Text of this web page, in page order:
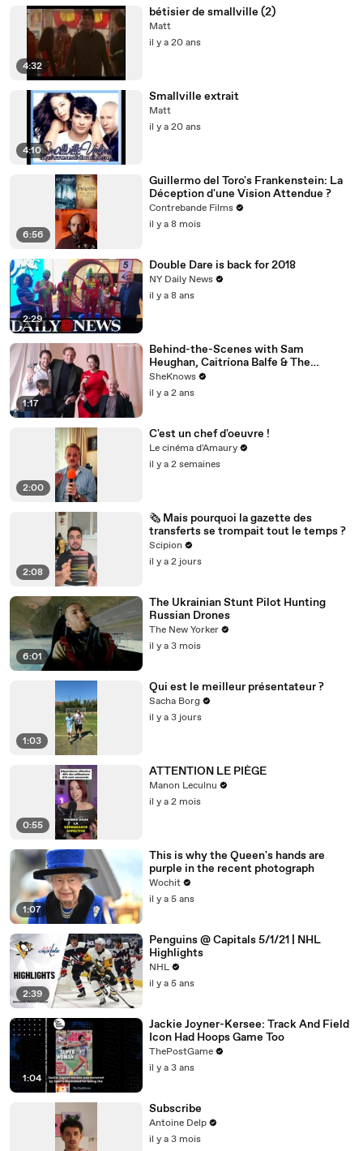
4:32
bétisier de smallville (2)
Matt
il y a 20 ans
4:10
Smallville extrait
Matt
il y a 20 ans
6:56
Guillermo del Toro's Frankenstein: La
Déception d'une Vision Attendue ?
Contrebande Films
il y a 8 mois
2:29
Double Dare is back for 2018
NY Daily News
il y a 8 ans
1:17
Behind-the-Scenes with Sam
Heughan, Caitríona Balfe & The
'Outlander' Cast
SheKnows
il y a 2 ans
2:00
C'est un chef d'oeuvre !
Le cinéma d'Amaury
il y a 2 semaines
2:08
🗞️ Mais pourquoi la gazette des
transferts se trompait tout le temps ?
Scipion
il y a 2 jours
6:01
The Ukrainian Stunt Pilot Hunting
Russian Drones
The New Yorker
il y a 3 mois
1:03
Qui est le meilleur présentateur ?
Sacha Borg
il y a 3 jours
0:55
ATTENTION LE PIÈGE
Manon Leculnu
il y a 2 mois
1:07
This is why the Queen's hands are
purple in the recent photograph
Wochit
il y a 5 ans
2:39
Penguins @ Capitals 5/1/21 | NHL
Highlights
NHL
il y a 5 ans
1:04
Jackie Joyner-Kersee: Track And Field
Icon Had Hoops Game Too
ThePostGame
il y a 3 ans
Subscribe
Antoine Delp
il y a 3 mois